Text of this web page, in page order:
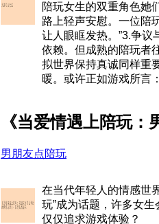
陪玩女生的双重角色她
路上轻声安慰。一位陪
让人眼眶发热。”3.争
依赖。但成熟的陪玩者
拟世界保持真诚同样重
暖。或许正如游戏所言
《当爱情遇上陪玩：
男朋友点陪玩
在当代年轻人的情感世
玩”成为话题，许多女
仅仅追求游戏体验？